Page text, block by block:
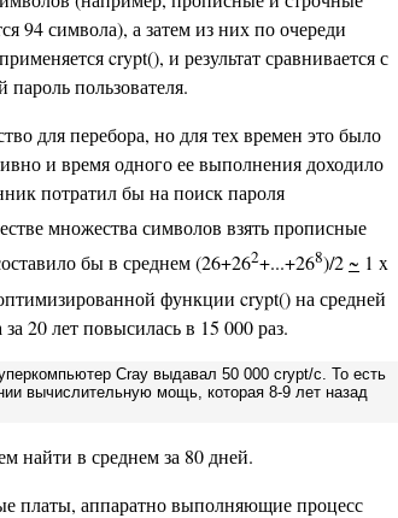
94 символа), а затем из них по очереди
crypt(), и результат сравнивается с
пользователя.
для перебора, но для тех времен это было
и время одного ее выполнения доходило
потратил бы на поиск пароля
множества символов взять прописные
бы в среднем (26+262+...+268)/2~ 1 x
функции crypt() на средней
20 лет повысилась в 15 000 раз.
Cray выдавал 50 000 crypt/c. То есть
вычислительную мощь, которая 8-9 лет назад
найти в среднем за 80 дней.
платы, аппаратно выполняющие процесс